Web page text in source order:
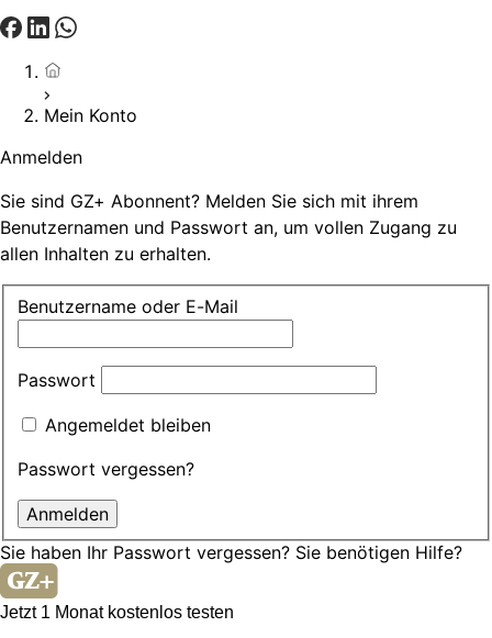
Startseite
Mein Konto
Anmelden
Sie sind GZ+ Abonnent? Melden Sie sich mit ihrem
Benutzernamen und Passwort an, um vollen Zugang zu
allen Inhalten zu erhalten.
Benutzername oder E-Mail
Passwort
Angemeldet bleiben
Passwort vergessen?
Sie haben Ihr Passwort vergessen? Sie benötigen Hilfe?
Jetzt 1 Monat kostenlos testen